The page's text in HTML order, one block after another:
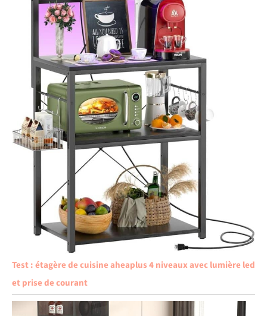
Test : étagère de cuisine aheaplus 4 niveaux avec lumière led
et prise de courant